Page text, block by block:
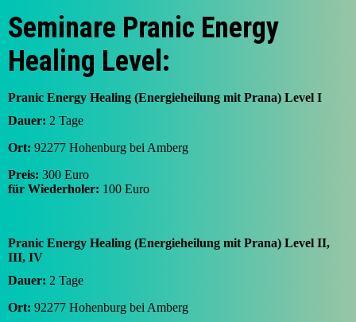
Seminare Pranic Energy
Healing Level:
Pranic Energy Healing (Energieheilung mit Prana) Level I
Dauer: 2 Tage
Ort: 92277 Hohenburg bei Amberg
Preis: 300 Euro
für Wiederholer: 100 Euro
Pranic Energy Healing (Energieheilung mit Prana) Level II,
III, IV
Dauer: 2 Tage
Ort: 92277 Hohenburg bei Amberg